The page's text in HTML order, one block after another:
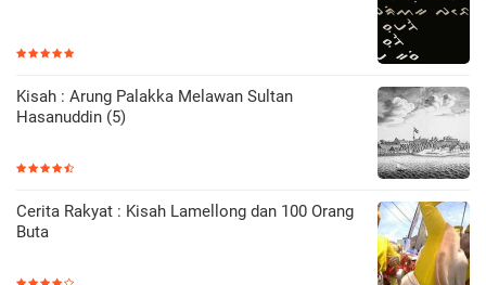
Kisah : Arung Palakka Melawan Sultan
Hasanuddin (5)
Cerita Rakyat : Kisah Lamellong dan 100 Orang
Buta